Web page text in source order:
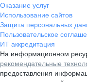
Оказание услуг
Использование сайтов
Защита персональных
Пользовательское
ИТ аккредитация
На информационном
рекомендательные
предоставления